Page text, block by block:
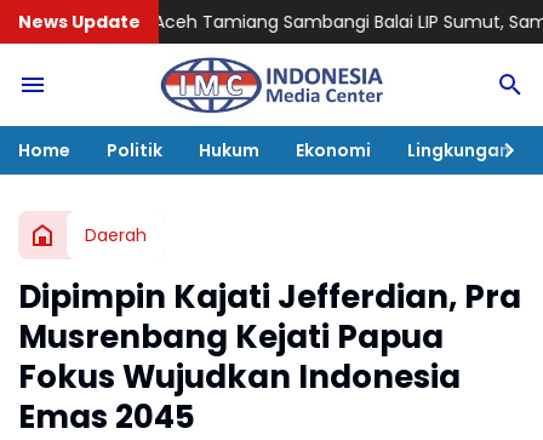
News Update
Tamiang Sambangi Balai LIP Sumut, Sampaikan Aspirasi
Home Politik Hukum Ekonomi Lingkungan
Daerah
Dipimpin Kajati Jefferdian, Pra
Musrenbang Kejati Papua
Fokus Wujudkan Indonesia
Emas 2045